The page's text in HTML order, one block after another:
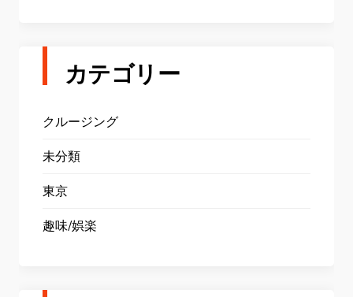
カテゴリー
クルージング
未分類
東京
趣味/娯楽